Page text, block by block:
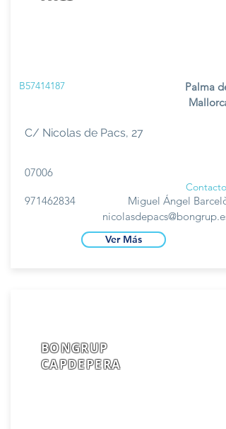
B57414187
Palma de
Mallorca
C/ Nicolas de Pacs, 27
07006
Contacto
971462834
Miguel Ángel Barcelò
nicolasdepacs@bongrup.es
Ver Más
BONGRUP
CAPDEPERA